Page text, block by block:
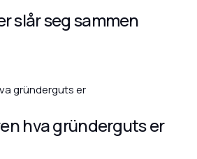
slår seg sammen
hva gründerguts er